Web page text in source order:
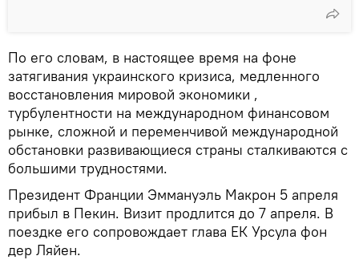
По его словам, в настоящее время на фоне
затягивания украинского кризиса, медленного
восстановления мировой экономики ,
турбулентности на международном финансовом
рынке, сложной и переменчивой международной
обстановки развивающиеся страны сталкиваются с
большими трудностями.
Президент Франции Эммануэль Макрон 5 апреля
прибыл в Пекин. Визит продлится до 7 апреля. В
поездке его сопровождает глава ЕК Урсула фон
дер Ляйен.